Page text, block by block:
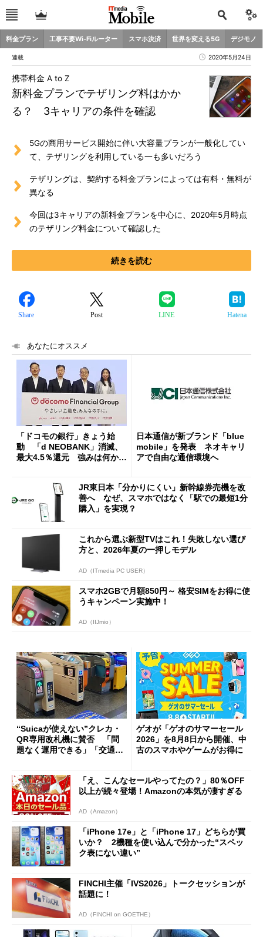
料金プラン 工事不要Wi-Fiルーター スマホ決済 世界を変える5G デジモノ
連載 2020年5月24日
新料金プランでテザリング料はかか
る？ 3キャリアの条件を確認
携帯料金 A to Z
5Gの商用サービス開始に伴い大容量プランが一般化してい
て、テザリングを利用している一も多いだろう
テザリングは、契約する料金プランによっては有料・無料が
異なる
今回は3キャリアの新料金プランを中心に、2020年5月時点
のテザリング料金について確認した
続きを読む
Share Post LINE Hatena
あなたにオススメ
「ドコモの銀行」きょう始
動 「d NEOBANK」消滅、
最大4.5％還元 強みは何か解
日本通信が新ブランド「blue
mobile」を発表 ネオキャリ
アで自由な通信環境へ
JR東日本「分かりにくい」新幹線券売機を改
善へ なぜ、スマホではなく「駅での最短1分
購入」を実現？
これから選ぶ新型TVはこれ！失敗しない選び
方と、2026年夏の一押しモデル
AD（ITmedia PC USER）
スマホ2GBで月額850円～ 格安SIMをお得に使
うキャンペーン実施中！
AD（IIJmio）
“Suicaが使えない”クレカ・
QR専用改札機に賛否 「問
題なく運用できる」「交通系I
ゲオが「ゲオのサマーセール
2026」を8月8日から開催、中
古のスマホやゲームがお得に
「え、こんなセールやってたの？」80％OFF
以上が続々登場！Amazonの本気が凄すぎる
AD（Amazon）
「iPhone 17e」と「iPhone 17」どちらが買
いか？ 2機種を使い込んで分かった“スペッ
ク表にない違い”
FINCHI主催「IVS2026」トークセッションが
話題に！
AD（FINCHI on GOETHE）